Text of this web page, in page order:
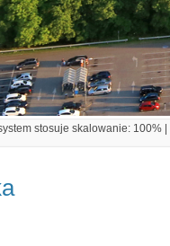
stosuje skalowanie: 100%